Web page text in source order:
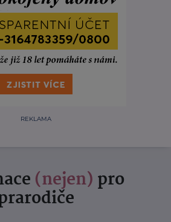
REKLAMA
(nejen) pro